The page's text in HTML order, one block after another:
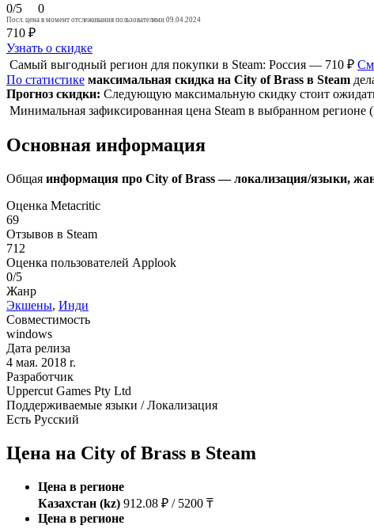
0/5 0
Посл. цена в момент отслеживания пользователями 09.04.2024
710 ₽
Узнать о скидке
Самый выгодный регион для покупки в Steam: Россия — 710 ₽
По статистике максимальная скидка на City of Brass в Steam
Прогноз скидки: Следующую максимальную скидку стоит
Минимальная зафиксированная цена Steam в выбранном регионе
Основная информация
Общая информация про City of Brass — локализация/языки,
Оценка Metacritic
69
Отзывов в Steam
712
Оценка пользователей Applook
0/5
Жанр
Экшены, Инди
Совместимость
windows
Дата релиза
4 мая. 2018 r.
Разработчик
Uppercut Games Pty Ltd
Поддерживаемые языки / Локализация
Есть Русский
Цена на City of Brass в Steam
Цена в регионе
Казахстан (kz) 912.08 ₽ / 5200 ₸
Цена в регионе